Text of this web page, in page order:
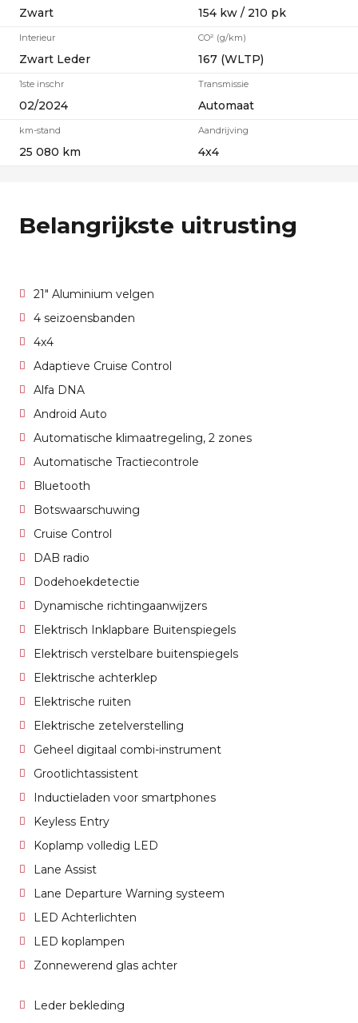
Zwart
Interieur
Zwart Leder
1ste inschr
02/2024
km-stand
25 080 km
154 kw / 210 pk
CO² (g/km)
167 (WLTP)
Transmissie
Automaat
Aandrijving
4x4
Belangrijkste uitrusting
21" Aluminium velgen
4 seizoensbanden
4x4
Adaptieve Cruise Control
Alfa DNA
Android Auto
Automatische klimaatregeling, 2 zones
Automatische Tractiecontrole
Bluetooth
Botswaarschuwing
Cruise Control
DAB radio
Dodehoekdetectie
Dynamische richtingaanwijzers
Elektrisch Inklapbare Buitenspiegels
Elektrisch verstelbare buitenspiegels
Elektrische achterklep
Elektrische ruiten
Elektrische zetelverstelling
Geheel digitaal combi-instrument
Grootlichtassistent
Inductieladen voor smartphones
Keyless Entry
Koplamp volledig LED
Lane Assist
Lane Departure Warning systeem
LED Achterlichten
LED koplampen
Zonnewerend glas achter
Leder bekleding